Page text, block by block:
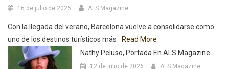
16 de julio de 2026 ALS Magazine
Con la llegada del verano, Barcelona vuelve a consolidarse como
uno de los destinos turísticos más
Read More
Nathy Peluso, Portada En ALS Magazine
12 de julio de 2026 ALS Magazine